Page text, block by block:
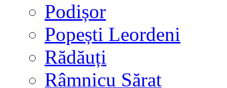
Podișor
Popești Leordeni
Rădăuți
Râmnicu Sărat